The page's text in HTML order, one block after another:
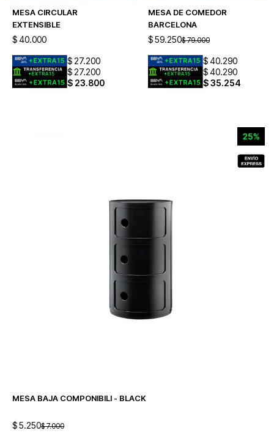
MESA CIRCULAR
EXTENSIBLE
$40.000
$ 27.200
$ 27.200
$ 23.800
MESA DE COMEDOR
BARCELONA
$ 59.250$ 79.000
$ 40.290
$ 40.290
$ 35.254
MESA BAJA COMPONIBILI - BLACK
$5.250$ 7.000